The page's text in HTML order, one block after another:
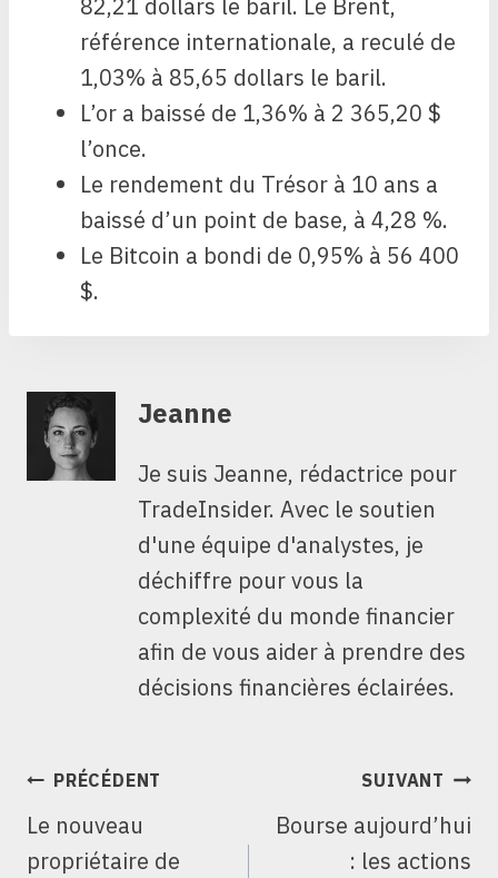
82,21 dollars le baril. Le Brent,
référence internationale, a reculé de
1,03% à 85,65 dollars le baril.
L’or a baissé de 1,36% à 2 365,20 $
l’once.
Le rendement du Trésor à 10 ans a
baissé d’un point de base, à 4,28 %.
Le Bitcoin a bondi de 0,95% à 56 400
$.
Jeanne
Je suis Jeanne, rédactrice pour
TradeInsider. Avec le soutien
d'une équipe d'analystes, je
déchiffre pour vous la
complexité du monde financier
afin de vous aider à prendre des
décisions financières éclairées.
NAVIGATION
L’ARTICLE
PRÉCÉDENT
Le nouveau
propriétaire de
SUIVANT
Bourse aujourd’hui
: les actions